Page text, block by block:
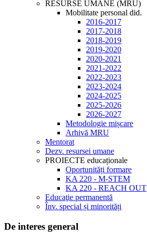
RESURSE UMANE (MRU)
Mobilitate personal did.
2016-2017
2017-2018
2018-2019
2019-2020
2020-2021
2021-2022
2022-2023
2023-2024
2024-2025
2025-2026
2026-2027
Metodologie mișcare
Arhivă MRU
Mentorat
Dezv. resursei umane
PROIECTE educaționale
Oportunități formare
KA 220 - M-STEM
KA 220 - REACH OUT
Educaţie permanentă
Înv. special și minorități
De interes general